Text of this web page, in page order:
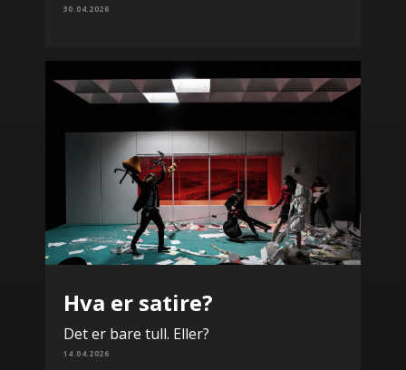
30.04.2026
Hva er satire?
Det er bare tull. Eller?
14.04.2026